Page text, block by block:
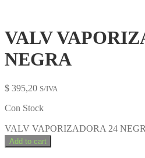
VALV
NEGRA
$ 395,20 S/IVA
Con Stock
VALV VAPORIZADORA 24
Add to cart